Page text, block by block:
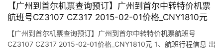
【广州到首尔机票查询预订】广州到首尔中转特价机票
航班号CZ3107 CZ317 2015-02-01价格_CNY1810元
【广州到首尔机票查询预订】广州到首尔中转特价机票航班号
CZ3107 CZ317 2015-02-01价格_CNY1810元 1、航班行程信息 出